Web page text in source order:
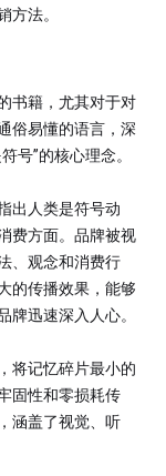
方法。
书籍，尤其对于对
俗易懂的语言，深
号”的核心理念。
出人类是符号动
费方面。品牌被视
、观念和消费行
的传播效果，能够
牌迅速深入人心。
将记忆碎片最小的
固性和零损耗传
涵盖了视觉、听